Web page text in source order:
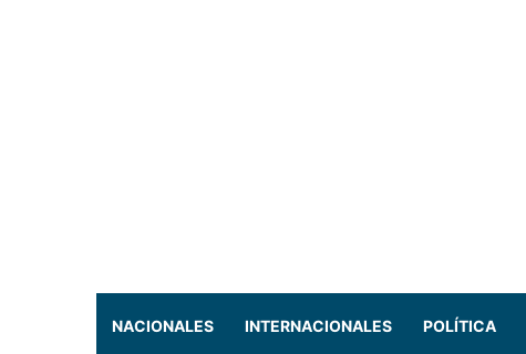
NACIONALES INTERNACIONALES POLÍTICA